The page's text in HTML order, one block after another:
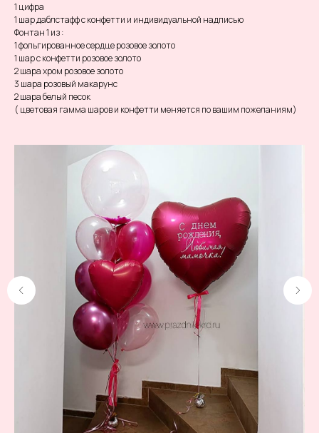
1 цифра
1 шар даблстафф с конфетти и индивидуальной надписью
Фонтан 1 из :
1 фольгированное сердце розовое золото
1 шар с конфетти розовое золото
2 шара хром розовое золото
3 шара розовый макарунс
2 шара белый песок
( цветовая гамма шаров и конфетти меняется по вашим пожеланиям)